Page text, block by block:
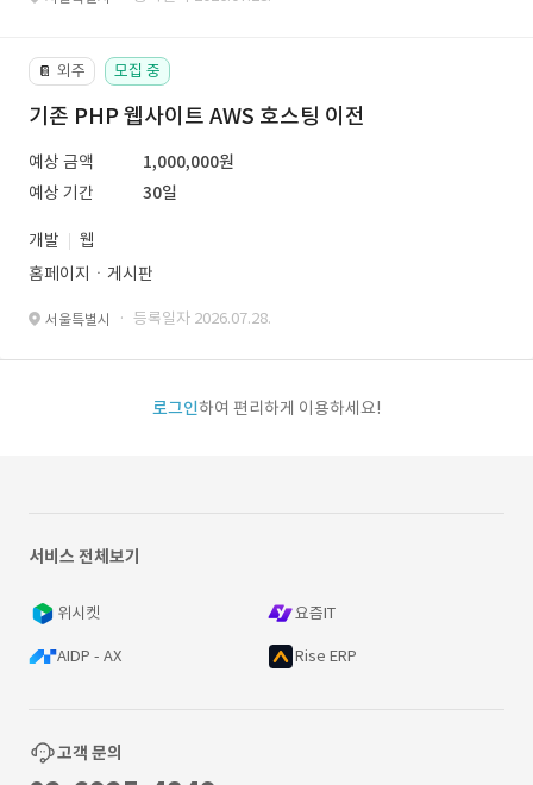
📔 외주 모집 중
기존 PHP 웹사이트 AWS 호스팅 이전
예상 금액
1,000,000원
예상 기간
30일
개발
웹
홈페이지ㆍ게시판
서울특별시 · 등록일자 2026.07.28.
로그인하여 편리하게 이용하세요!
서비스 전체보기
위시켓 요즘IT
AIDP - AX Rise ERP
고객 문의